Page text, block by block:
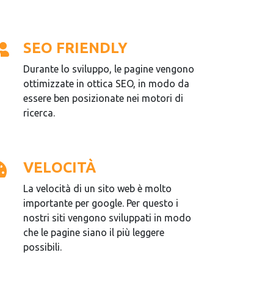
SEO FRIENDLY
Durante lo sviluppo, le pagine vengono
ottimizzate in ottica SEO, in modo da
essere ben posizionate nei motori di
ricerca.
VELOCITÀ
La velocità di un sito web è molto
importante per google. Per questo i
nostri siti vengono sviluppati in modo
che le pagine siano il più leggere
possibili.